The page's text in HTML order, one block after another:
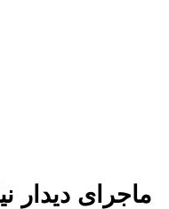
ماجرای دیدار